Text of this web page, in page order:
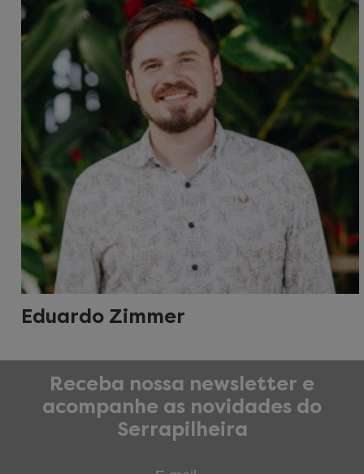
Eduardo Zimmer
Receba nossa newsletter e
acompanhe as novidades do
Serrapilheira